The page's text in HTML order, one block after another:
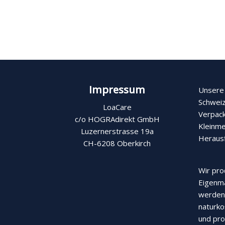
Impressum
LoaCare
c/o HOGRAdirekt GmbH
Luzernerstrasse 19a
CH-6208 Oberkirch
Wir
und